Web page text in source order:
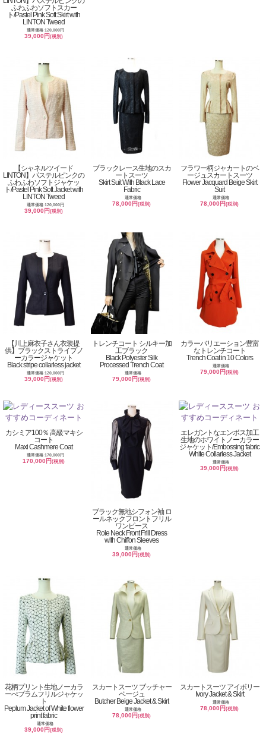
ふわふわソフトスカー
ト/Pastel Pink Soft Skirt with
LINTON Tweed
通常価格 120,000円
39,000円(税別)
【シャネルツイード
LINTON】パステルピンクの
ふわふわソフトジャケッ
ト/Pastel Pink Soft Jacket with
LINTON Tweed
通常価格 120,000円
39,000円(税別)
ブラックレース生地のスカ
ートスーツ
Skirt Suit With Black Lace
Fabric
通常価格
78,000円(税別)
フラワー柄ジャカートのベ
ージュスカートスーツ
Flower Jacquard Beige Skirt
Suit
通常価格
78,000円(税別)
【川上麻衣子さん衣装提
供】ブラックストライプノ
ーカラージャケット
Black stripe collarless jacket
通常価格 120,000円
39,000円(税別)
トレンチコート シルキー加
工ブラック
Black Polyester Silk
Processed Trench Coat
通常価格
79,000円(税別)
カラーバリエーション豊富
なトレンチコート
Trench Coat in 10 Colors
通常価格
79,000円(税別)
カシミア100％ 高級マキシ
コート
Maxi Cashmere Coat
通常価格 170,000円
170,000円(税別)
ブラック無地シフォン袖 ロ
ールネックフロントフリル
ワンピース
Role Neck Front Frill Dress
with Chiffon Sleeves
通常価格
39,000円(税別)
エレガントなエンボス加工
生地のホワイトノーカラー
ジャケット/Embossing fabric
White Collarless Jacket
通常価格
39,000円(税別)
花柄プリント生地ノーカラ
ーぺプラムフリルジャケッ
ト
Peplum Jacket of White flower
print fabric
通常価格
39,000円(税別)
スカートスーツ ブッチャー
ベージュ
Butcher Beige Jacket & Skirt
通常価格
78,000円(税別)
スカートスーツ アイボリー
Ivory Jacket & Skirt
通常価格
78,000円(税別)